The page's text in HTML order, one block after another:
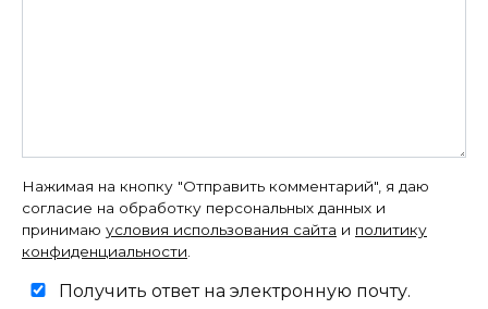
Нажимая на кнопку "Отправить комментарий", я даю
согласие на обработку персональных данных и
принимаю условия использования сайта и политику
конфиденциальности
Получить ответ на электронную почту.